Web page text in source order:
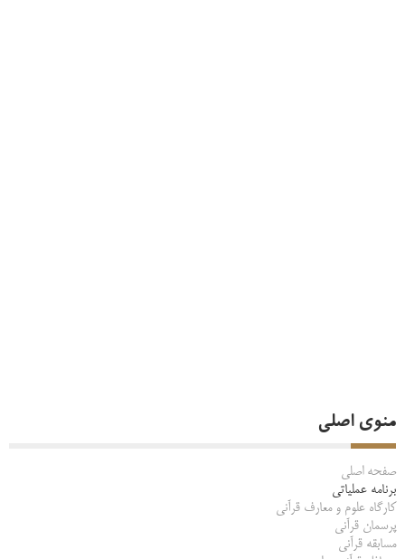
منوی اصلی
صفحه اصلی
برنامه عملیاتی
کارگاه علوم و معارف قرآنی
پرسمان قرآنی
مسابقه قرآنی